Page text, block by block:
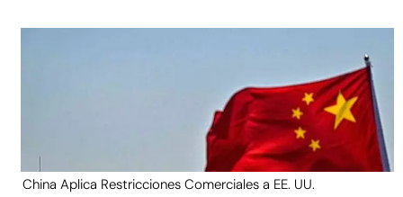
China Aplica Restricciones Comerciales a EE. UU.